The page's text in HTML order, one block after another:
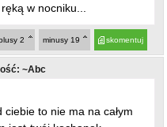
w nocniku...
skomentuj
minusy 19
2
~Abc
to nie ma na całym